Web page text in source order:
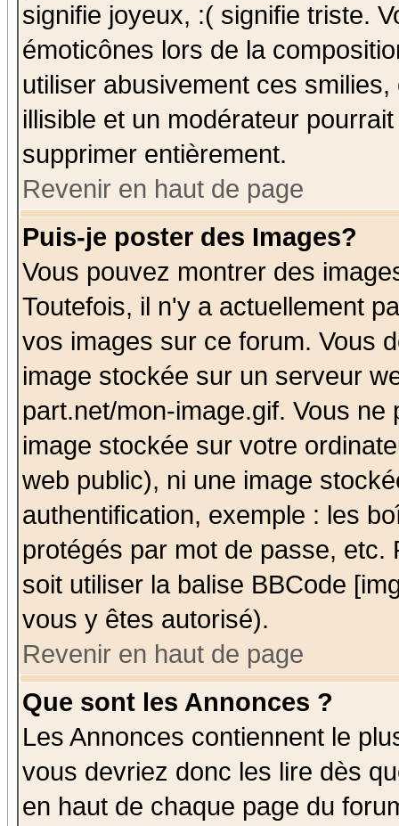
signifie joyeux, :( signifie triste.
émoticônes lors de la
utiliser abusivement ces
illisible et un modérateur
supprimer entièrement.
Revenir en haut de page
Puis-je poster des Images?
Vous pouvez montrer des
Toutefois, il n'y a actuellement
vos images sur ce forum. Vous
image stockée sur un serveur
part.net/mon-image.gif. Vous
image stockée sur votre
web public), ni une image
authentification, exemple : les
protégés par mot de passe,
soit utiliser la balise BBCode
vous y êtes autorisé).
Revenir en haut de page
Que sont les Annonces ?
Les Annonces contiennent le
vous devriez donc les lire dès
en haut de chaque page du